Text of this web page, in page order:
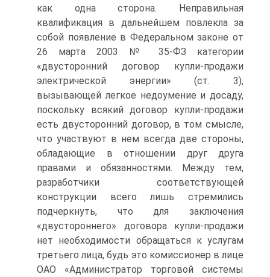
как одна сторона. Неправильная
квалификация в дальнейшем повлекла за
собой появление в Федеральном законе от
26 марта 2003 № 35-ФЗ категории
«двусторонний договор купли-продажи
электрической энергии» (ст. 3),
вызывающей легкое недоумение и досаду,
поскольку всякий договор купли-продажи
есть двусторонний договор, в том смысле,
что участвуют в нем всегда две стороны,
обладающие в отношении друг друга
правами и обязанностями. Между тем,
разработчики соответствующей
конструкции всего лишь стремились
подчеркнуть, что для заключения
«двустороннего» договора купли-продажи
нет необходимости обращаться к услугам
третьего лица, будь это комиссионер в лице
ОАО «Администратор торговой системы